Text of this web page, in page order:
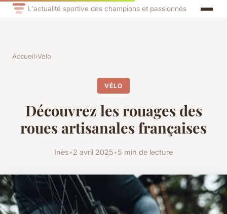
L'actualité sportive des champions et passionnés
Accueil›Vélo
VÉLO
Découvrez les rouages des
roues artisanales françaises
Inès•2 avril 2025•5 min de lecture